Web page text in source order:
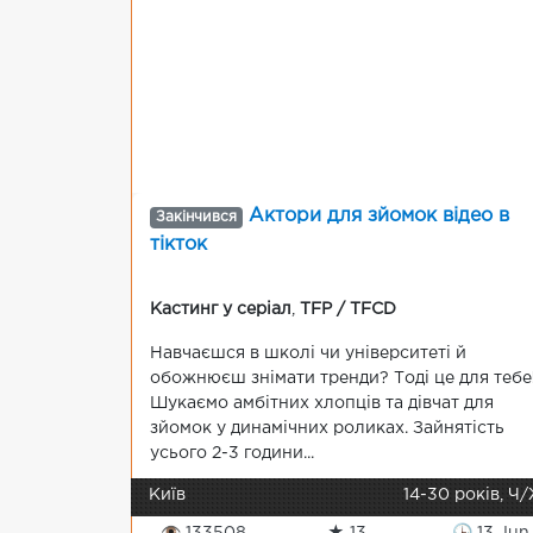
Закінчився
Актори для зйомок відео в
тікток
Кастинг у серіал TFP / TFCD
Навчаєшся в школі чи університеті й
обожнюєш знімати тренди? Тоді це для
Шукаємо амбітних хлопців та дівчат для
зйомок у динамічних роликах. Зайнятість
усього 2-3 години...
Київ 14-30 років,